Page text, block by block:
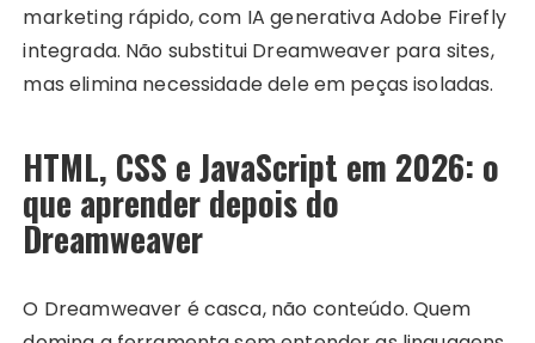
marketing rápido, com IA generativa Adobe Firefly
integrada. Não substitui Dreamweaver para sites,
mas elimina necessidade dele em peças isoladas.
HTML, CSS e JavaScript em 2026: o
que aprender depois do
Dreamweaver
O Dreamweaver é casca, não conteúdo. Quem